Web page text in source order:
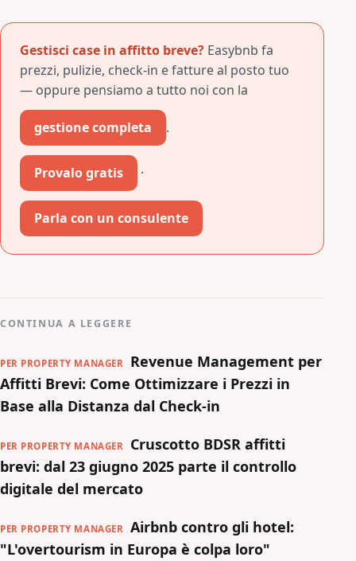
Gestisci case in affitto breve? Easybnb fa
prezzi, pulizie, check-in e fatture al posto tuo
— oppure pensiamo a tutto noi con la
gestione completa .
Provalo gratis ·
Parla con un consulente
CONTINUA A LEGGERE
PER PROPERTY MANAGER
Revenue Management per
Affitti Brevi: Come Ottimizzare i Prezzi in
Base alla Distanza dal Check-in
PER PROPERTY MANAGER
Cruscotto BDSR affitti
brevi: dal 23 giugno 2025 parte il controllo
digitale del mercato
PER PROPERTY MANAGER Airbnb contro gli hotel:
"L'overtourism in Europa è colpa loro"